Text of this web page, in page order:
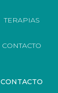
TERAPIAS
CONTACTO
CONTACTO